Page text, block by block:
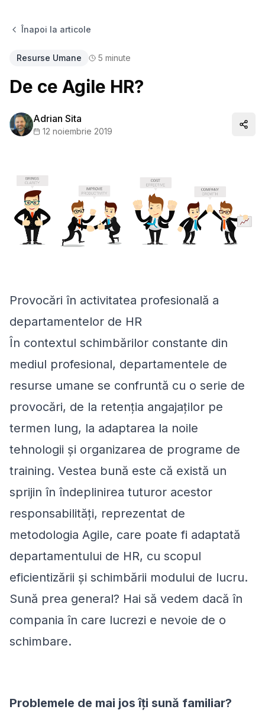
Înapoi la articole
Resurse Umane 5 minute
De ce Agile HR?
Adrian Sita
12 noiembrie 2019
Provocări în activitatea profesională a
departamentelor de HR
În contextul schimbărilor constante din
mediul profesional, departamentele de
resurse umane se confruntă cu o serie de
provocări, de la retenția angajaților pe
termen lung, la adaptarea la noile
tehnologii și organizarea de programe de
training. Vestea bună este că există un
sprijin în îndeplinirea tuturor acestor
responsabilități, reprezentat de
metodologia Agile, care poate fi adaptată
departamentului de HR, cu scopul
eficientizării și schimbării modului de lucru.
Sună prea general? Hai să vedem dacă în
compania în care lucrezi e nevoie de o
schimbare.
Problemele de mai jos îți sună familiar?